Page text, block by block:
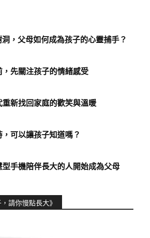
，父母如何成為孩子的心靈捕手？
先關注孩子的情緒感受
新找回家庭的歡笑與溫暖
可以讓孩子知道嗎？
手機陪伴長大的人開始成為父母
請你慢點長大》